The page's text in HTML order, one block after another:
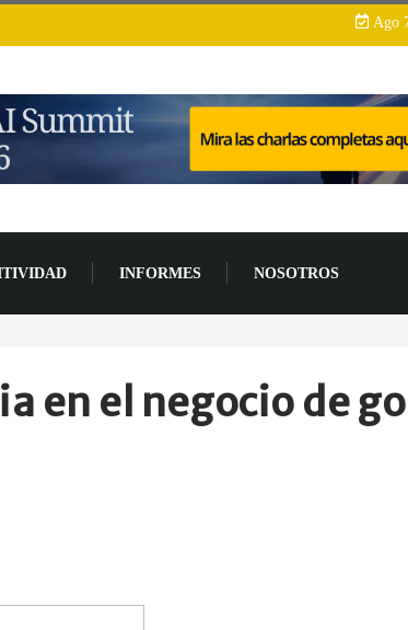
Ago
INFORMES NOSOTROS
2026
en el negocio de